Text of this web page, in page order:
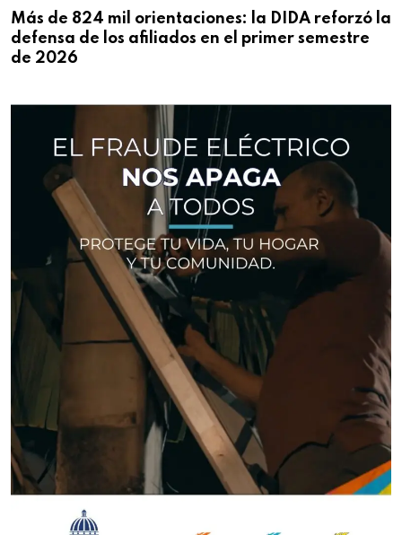
Más de 824 mil orientaciones: la DIDA reforzó la
defensa de los afiliados en el primer semestre
de 2026